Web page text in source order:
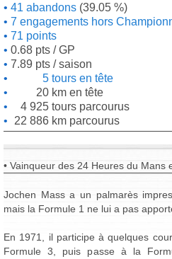
41 abandons (39.05 %)
7 engagements hors
71 points
0.68 pts / GP
7.89 pts / saison
5 tours en tête
20 km en tête
4 925 tours parcourus
22 886 km parcourus
• Vainqueur des 24 Heures du Mans
Jochen Mass a un palmarès
mais la Formule 1 ne lui a pas
En 1971, il participe à quelques
Formule 3, puis passe à la